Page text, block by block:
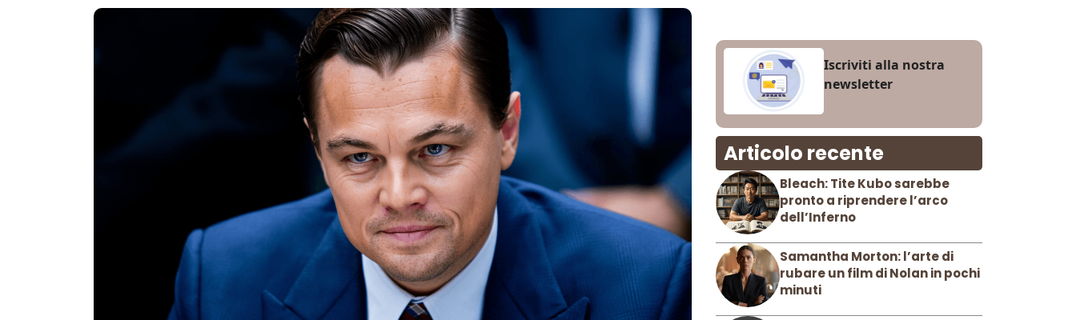
Iscriviti alla nostra
newsletter
Articolo recente
Bleach: Tite Kubo sarebbe
pronto a riprendere l’arco
dell’Inferno
Samantha Morton: l’arte di
rubare un film di Nolan in pochi
minuti